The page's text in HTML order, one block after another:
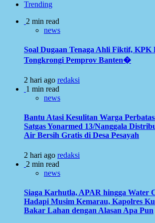
Trending
2 min read
news
Soal Dugaan Tenaga Ahli Fiktif, KPK
Tongkrongi Pemprov Banten�
2 hari ago redaksi
1 min read
news
Bantu Atasi Kesulitan Warga
Satgas Yonarmed 13/Nanggala
Air Bersih Gratis di Desa Pesayah
2 hari ago redaksi
2 min read
news
Siaga Karhutla, APAR hingga Water
Hadapi Musim Kemarau, Kapolres
Bakar Lahan dengan Alasan Apa Pun